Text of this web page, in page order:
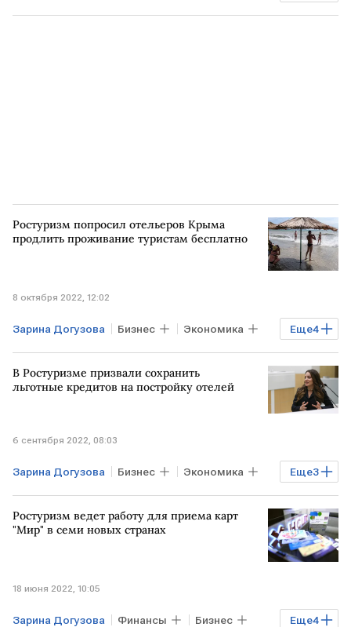
Туризм Ростуризм
Ростуризм попросил отельеров Крыма
продлить проживание туристам бесплатно
8 октября 2022, 12:02
Еще4
Зарина Догузова Бизнес Экономика
Туризм Ростуризм
ЧП на Крымском мосту
В Ростуризме призвали сохранить
льготные кредитов на постройку отелей
6 сентября 2022, 08:03
Еще3
Зарина Догузова Бизнес Экономика
Туризм Ростуризм кредит
Ростуризм ведет работу для приема карт
"Мир" в семи новых странах
18 июня 2022, 10:05
Еще4
Зарина Догузова Финансы Бизнес